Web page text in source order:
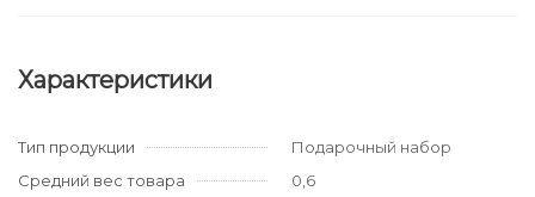
Характеристики
Тип продукции
Подарочный набор
Средний вес товара
0,6